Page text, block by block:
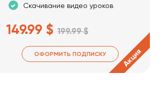
Скачивание видео уроков
149.99 $ 199.99 $
ОФОРМИТЬ ПОДПИСКУ Акция